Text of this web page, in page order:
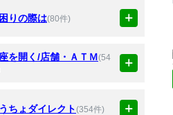
りの際は(80件)
を開く/店舗・ＡＴＭ(54
ちょダイレクト(354件)